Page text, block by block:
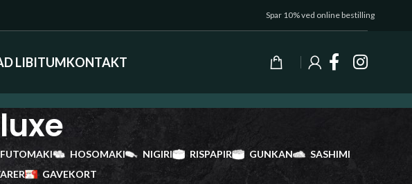
Spar 10% ved online bestilling
LIBITUMKONTAKT
FUTOMAKI HOSOMAKI NIGIRI RISPAPIR GUNKAN
SASHIMI
GAVEKORT